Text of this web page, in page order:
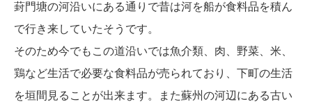
葑門塘の河沿いにある通りで昔は河を船が食料品を積ん
で行き来していたそうです。
そのため今でもこの道沿いでは魚介類、肉、野菜、米、
鶏など生活で必要な食料品が売られており、下町の生活
を垣間見ることが出来ます。また蘇州の河辺にある古い